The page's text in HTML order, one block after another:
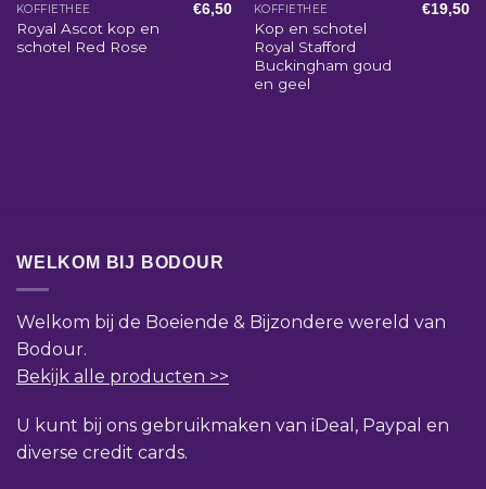
KOFFIETHEE
Royal Ascot kop en
schotel Red Rose
€6,50 KOFFIETHEE
Kop en schotel
Royal Stafford
Buckingham goud
en geel
€19,50
WELKOM BIJ BODOUR
Welkom bij de Boeiende & Bijzondere wereld van
Bodour.
Bekijk alle producten >>
U kunt bij ons gebruikmaken van iDeal, Paypal en
diverse credit cards.